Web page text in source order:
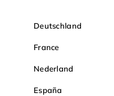
Deutschland
France
Nederland
España